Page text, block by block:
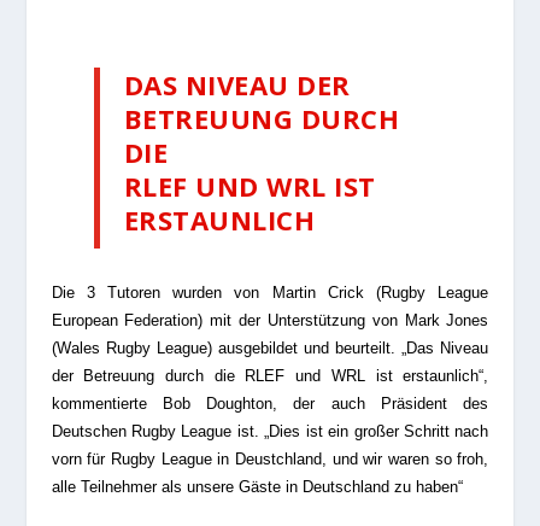
DAS NIVEAU DER
BETREUUNG DURCH
DIE
RLEF UND WRL IST
ERSTAUNLICH
Die 3 Tutoren wurden von Martin Crick (Rugby League
European Federation) mit der Unterstützung von Mark Jones
(Wales Rugby League) ausgebildet und beurteilt. „Das Niveau
der Betreuung durch die RLEF und WRL ist erstaunlich“,
kommentierte Bob Doughton, der auch Präsident des
Deutschen Rugby League ist. „Dies ist ein großer Schritt nach
vorn für Rugby League in Deustchland, und wir waren so froh,
alle Teilnehmer als unsere Gäste in Deutschland zu haben“